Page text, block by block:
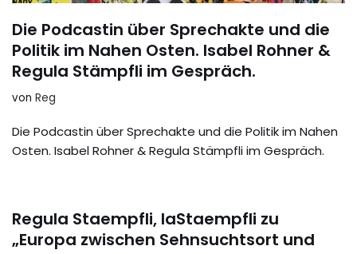
Die Podcastin über Sprechakte und die
Politik im Nahen Osten. Isabel Rohner &
Regula Stämpfli im Gespräch.
von Reg
Die Podcastin über Sprechakte und die Politik im Nahen
Osten. Isabel Rohner & Regula Stämpfli im Gespräch.
Regula Staempfli, laStaempfli zu
„Europa zwischen Sehnsuchtsort und